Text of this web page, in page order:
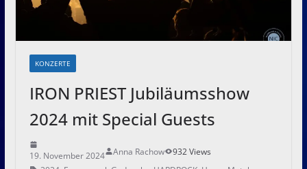
KONZERTE
IRON PRIEST Jubiläumsshow
2024 mit Special Guests
19. November 2024 Anna Rachow
932 Views